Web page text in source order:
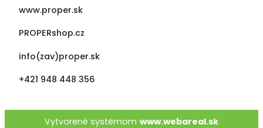
www.proper.sk
PROPERshop.cz
info(zav)proper.sk
+421 948 448 356
Vytvorené systémom www.webareal.sk